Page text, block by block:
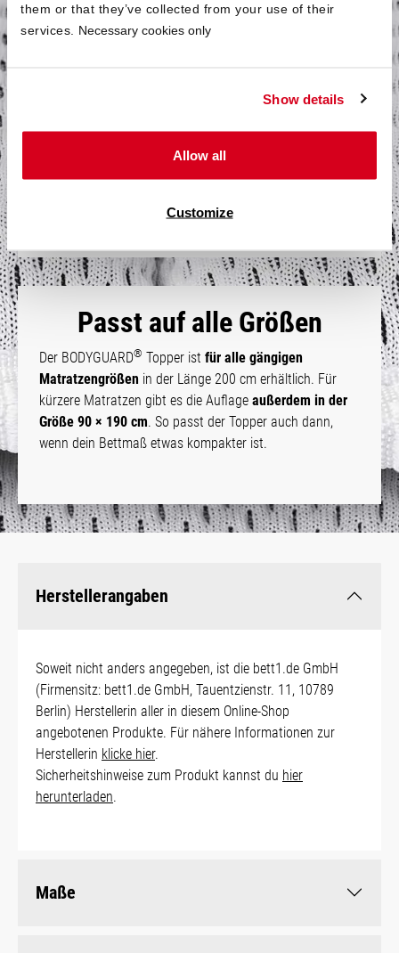
them or that they’ve collected from your use of their
services. Necessary cookies only
Show details
Allow all
Customize
Im Kern ein kleines
weicher Kaltschaum. DieErgonomiemoduleder
Matratze wurden für den Topper
Passt auf alle Größen
Der BODYGUARD® Topper ist für alle gängigen
Matratzengrößen in der Länge 200 cm erhältlich. Für
kürzere Matratzen gibt es die Auflage außerdem in der
Größe 90 × 190 cm. So passt der Topper auch dann,
wenn dein Bettmaß etwas kompakter ist.
Herstellerangaben
Soweit nicht anders angegeben, ist die bett1.de GmbH
(Firmensitz: bett1.de GmbH, Tauentzienstr. 11, 10789
Berlin) Herstellerin aller in diesem Online-Shop
angebotenen Produkte. Für nähere Informationen zur
Herstellerin klicke hier.
Sicherheitshinweise zum Produkt kannst du hier
herunterladen.
Maße